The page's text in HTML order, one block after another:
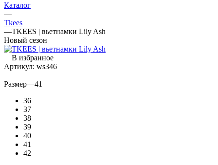
Каталог
—
Tkees
—TKEES | вьетнамки Lily Ash
Новый сезон
В избранное
Артикул: ws346
Размер—41
36
37
38
39
40
41
42